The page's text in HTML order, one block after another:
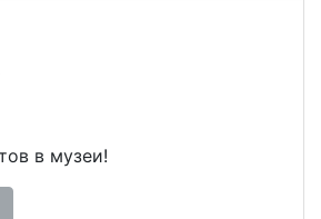
в музеи!